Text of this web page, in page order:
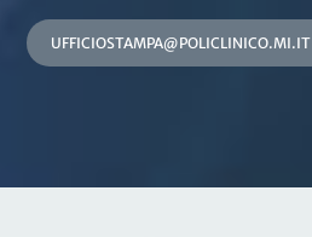
UFFICIOSTAMPA@POLICLINICO.MI.IT